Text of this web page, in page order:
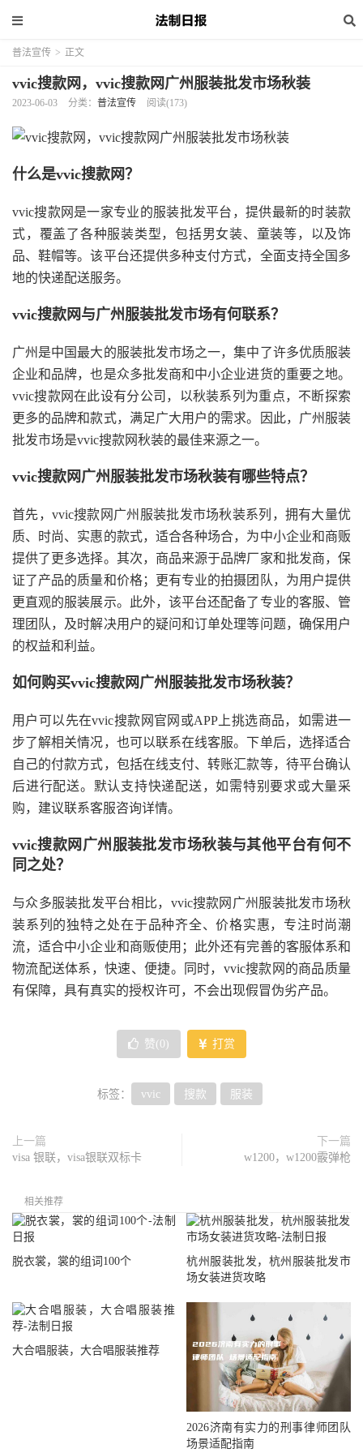
普法宣传 > 正文
vvic搜款网，vvic搜款网广州服装批发市场秋装
2023-06-03 分类： 普法宣传 阅读(173)
什么是vvic搜款网？
vvic搜款网是一家专业的服装批发平台，提供最新的时装款
式，覆盖了各种服装类型，包括男女装、童装等，以及饰
品、鞋帽等。该平台还提供多种支付方式，全面支持全国多
地的快递配送服务。
vvic搜款网与广州服装批发市场有何联系？
广州是中国最大的服装批发市场之一，集中了许多优质服装
企业和品牌，也是众多批发商和中小企业进货的重要之地。
vvic搜款网在此设有分公司，以秋装系列为重点，不断探索
更多的品牌和款式，满足广大用户的需求。因此，广州服装
批发市场是vvic搜款网秋装的最佳来源之一。
vvic搜款网广州服装批发市场秋装有哪些特点？
首先，vvic搜款网广州服装批发市场秋装系列，拥有大量优
质、时尚、实惠的款式，适合各种场合，为中小企业和商贩
提供了更多选择。其次，商品来源于品牌厂家和批发商，保
证了产品的质量和价格；更有专业的拍摄团队，为用户提供
更直观的服装展示。此外，该平台还配备了专业的客服、管
理团队，及时解决用户的疑问和订单处理等问题，确保用户
的权益和利益。
如何购买vvic搜款网广州服装批发市场秋装？
用户可以先在vvic搜款网官网或APP上挑选商品，如需进一
步了解相关情况，也可以联系在线客服。下单后，选择适合
自己的付款方式，包括在线支付、转账汇款等，待平台确认
后进行配送。默认支持快递配送，如需特别要求或大量采
购，建议联系客服咨询详情。
vvic搜款网广州服装批发市场秋装与其他平台有何不
同之处？
与众多服装批发平台相比，vvic搜款网广州服装批发市场秋
装系列的独特之处在于品种齐全、价格实惠，专注时尚潮
流，适合中小企业和商贩使用；此外还有完善的客服体系和
物流配送体系，快速、便捷。同时，vvic搜款网的商品质量
有保障，具有真实的授权许可，不会出现假冒伪劣产品。
赞( 0 ) 打赏
标签： vvic 搜款 服装
上一篇
visa 银联，visa银联双标卡
下一篇
w1200，w1200霰弹枪
相关推荐
脱衣裳，裳的组词100个
杭州服装批发，杭州服装批发市
场女装进货攻略
大合唱服装，大合唱服装推荐
2026济南有实力的刑事律师团队
场景适配指南